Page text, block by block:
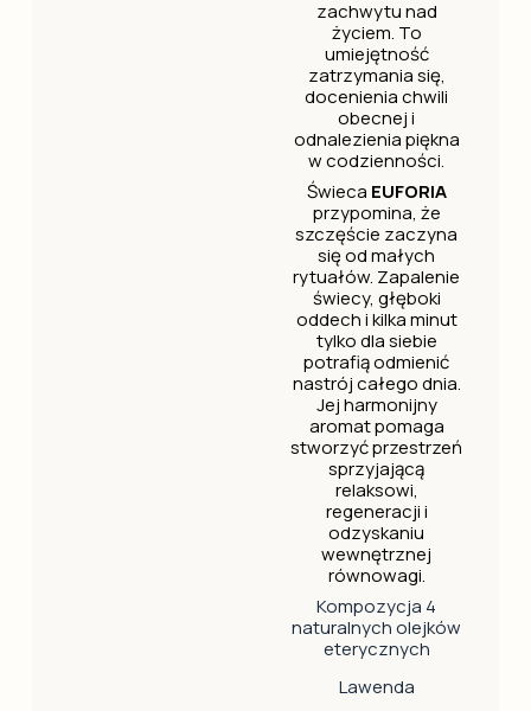
zachwytu nad
życiem. To
umiejętność
zatrzymania się,
docenienia chwili
obecnej i
odnalezienia piękna
w codzienności.
Świeca EUFORIA
przypomina, że
szczęście zaczyna
się od małych
rytuałów. Zapalenie
świecy, głęboki
oddech i kilka minut
tylko dla siebie
potrafią odmienić
nastrój całego dnia.
Jej harmonijny
aromat pomaga
stworzyć przestrzeń
sprzyjającą
relaksowi,
regeneracji i
odzyskaniu
wewnętrznej
równowagi.
Kompozycja 4
naturalnych olejków
eterycznych
Lawenda